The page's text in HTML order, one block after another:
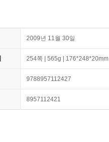
2009년 11월 30일
254쪽 | 565g | 176*248*20mm
9788957112427
8957112421